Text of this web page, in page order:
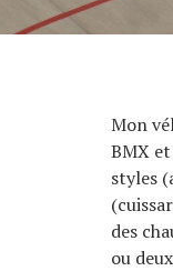
Mon
BMX
styles
des
ou